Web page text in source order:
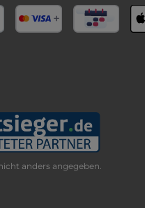
anders angegeben.